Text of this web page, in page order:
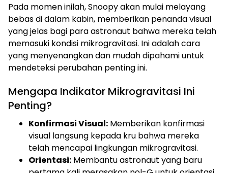
Pada momen inilah, Snoopy akan mulai melayang
bebas di dalam kabin, memberikan penanda visual
yang jelas bagi para astronaut bahwa mereka telah
memasuki kondisi mikrogravitasi. Ini adalah cara
yang menyenangkan dan mudah dipahami untuk
mendeteksi perubahan penting ini.
Mengapa Indikator Mikrogravitasi Ini
Penting?
Konfirmasi Visual: Memberikan konfirmasi
visual langsung kepada kru bahwa mereka
telah mencapai lingkungan mikrogravitasi.
Orientasi: Membantu astronaut yang baru